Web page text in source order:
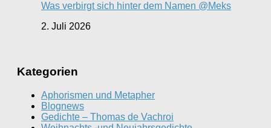
Was verbirgt sich hinter dem Namen @Meks
2. Juli 2026
Kategorien
Aphorismen und Metapher
Blognews
Gedichte – Thomas de Vachroi